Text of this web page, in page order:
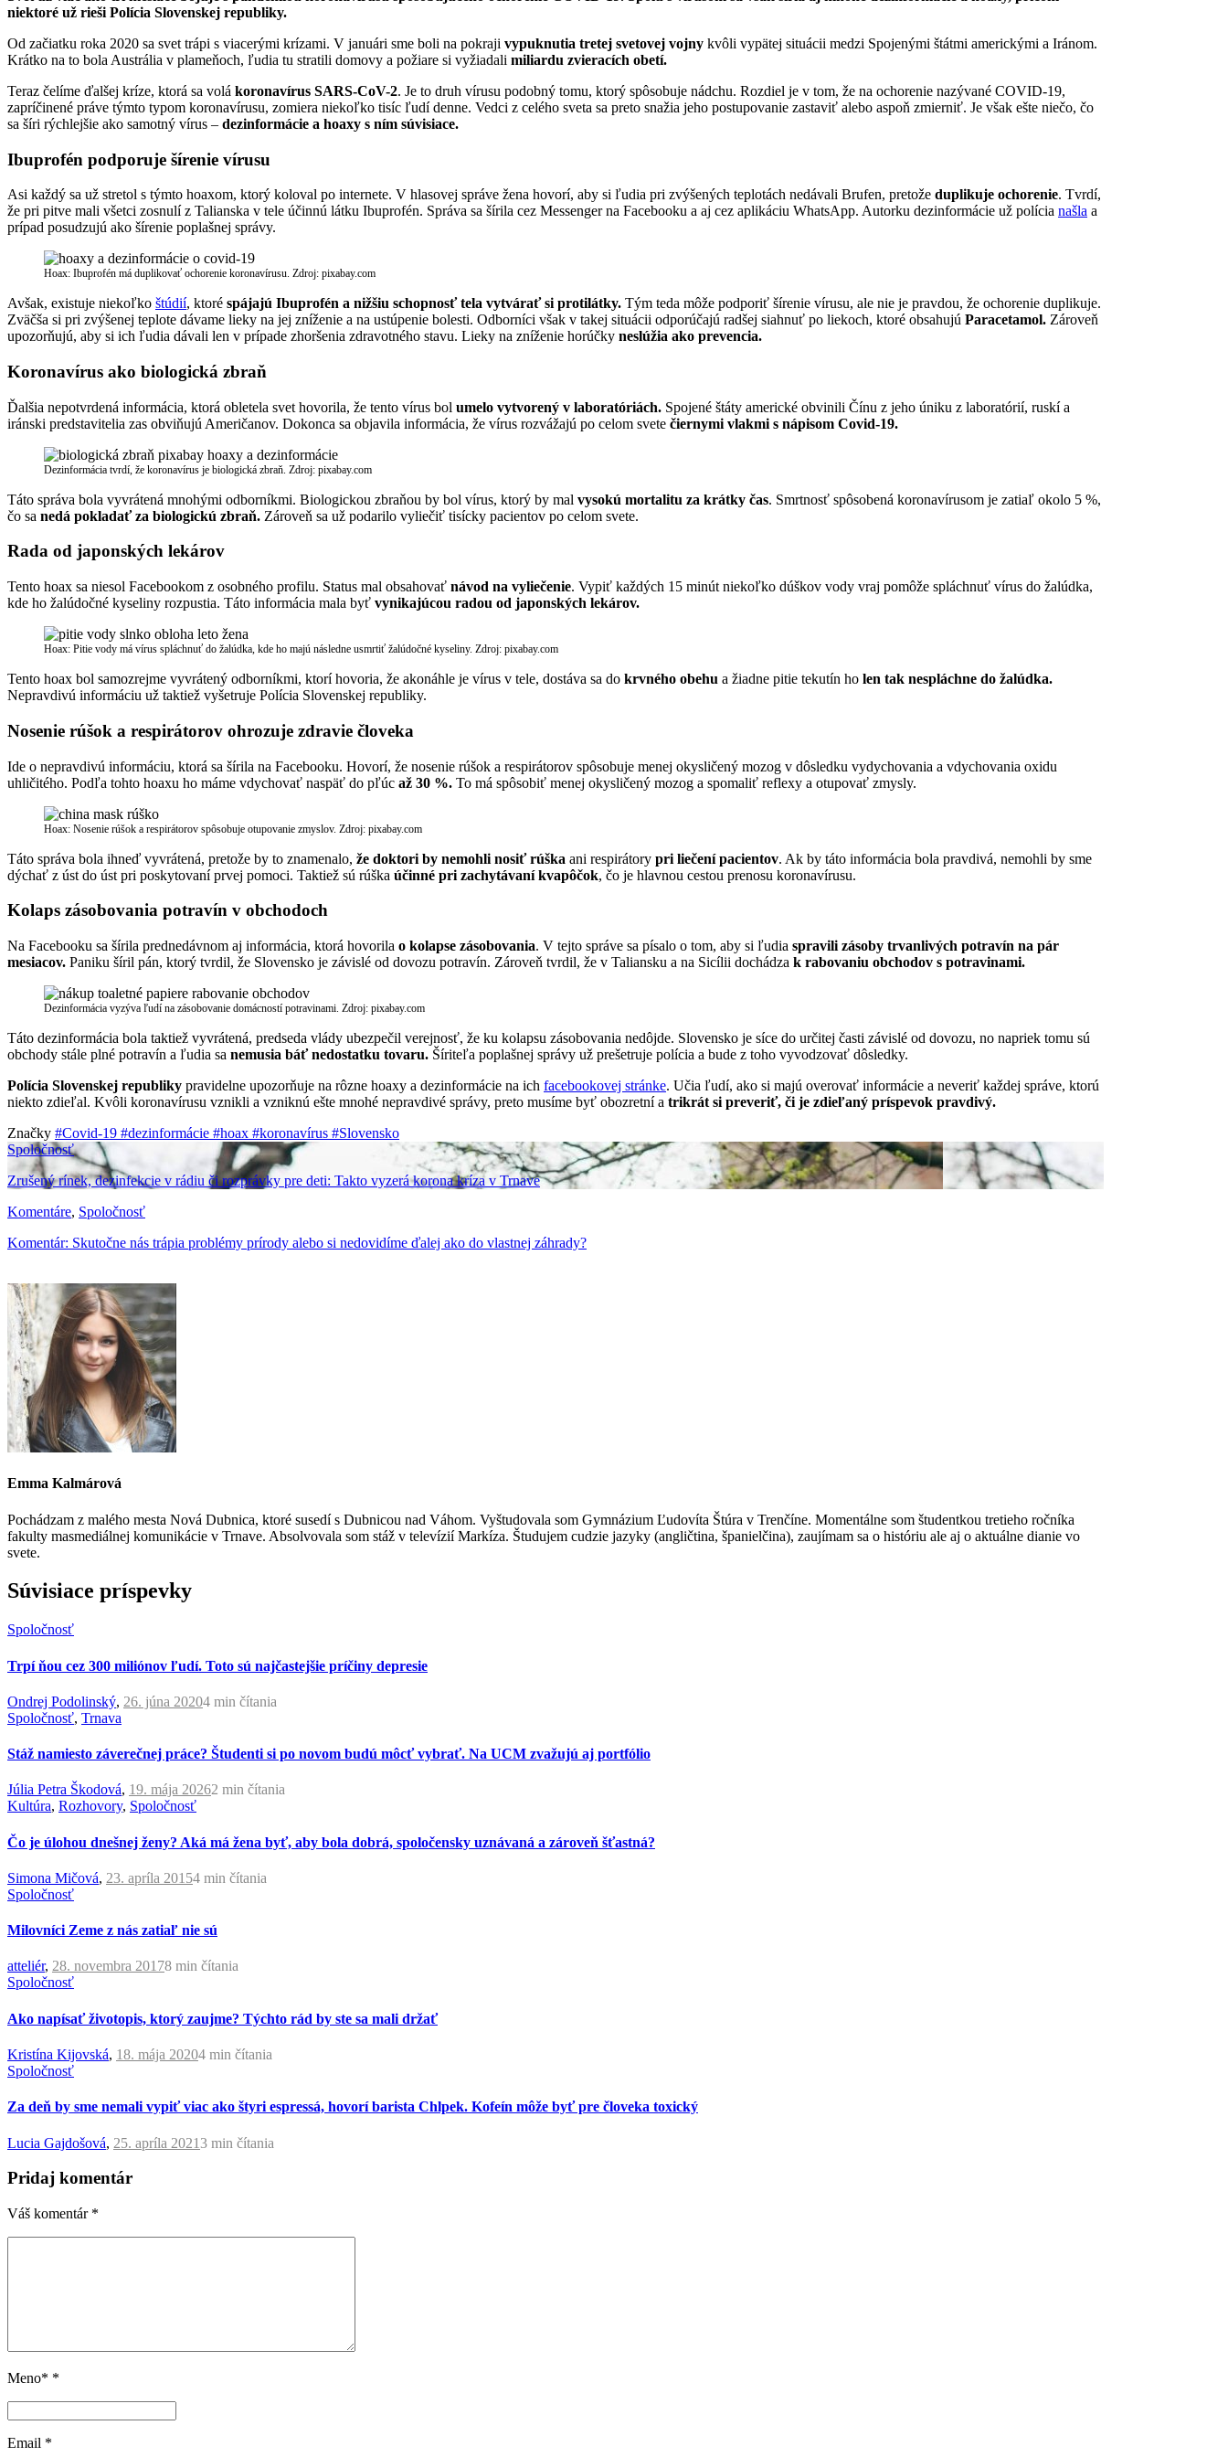
niektoré už rieši Polícia Slovenskej republiky.
Od začiatku roka 2020 sa svet trápi s viacerými krízami. V januári sme boli na pokraji vypuknutia tretej svetovej vojny kvôli vypätej situácii medzi Spojenými štátmi americkými a Iránom.
Krátko na to bola Austrália v plameňoch, ľudia tu stratili domovy a požiare si vyžiadali miliardu zvieracích obetí.
Teraz čelíme ďalšej kríze, ktorá sa volá koronavírus SARS-CoV-2. Je to druh vírusu podobný tomu, ktorý spôsobuje nádchu. Rozdiel je v tom, že na ochorenie nazývané COVID-19,
zapríčinené práve týmto typom koronavírusu, zomiera niekoľko tisíc ľudí denne. Vedci z celého sveta sa preto snažia jeho postupovanie zastaviť alebo aspoň zmierniť. Je však ešte niečo, čo
sa šíri rýchlejšie ako samotný vírus – dezinformácie a hoaxy s ním súvisiace.
Ibuprofén podporuje šírenie vírusu
Asi každý sa už stretol s týmto hoaxom, ktorý koloval po internete. V hlasovej správe žena hovorí, aby si ľudia pri zvýšených teplotách nedávali Brufen, pretože duplikuje ochorenie. Tvrdí,
že pri pitve mali všetci zosnulí z Talianska v tele účinnú látku Ibuprofén. Správa sa šírila cez Messenger na Facebooku a aj cez aplikáciu WhatsApp. Autorku dezinformácie už polícia našla a
prípad posudzujú ako šírenie poplašnej správy.
Hoax: Ibuprofén má duplikovať ochorenie koronavírusu. Zdroj: pixabay.com
Avšak, existuje niekoľko štúdií, ktoré spájajú Ibuprofén a nižšiu schopnosť tela vytvárať si protilátky. Tým teda môže podporiť šírenie vírusu, ale nie je pravdou, že ochorenie duplikuje.
Zväčša si pri zvýšenej teplote dávame lieky na jej zníženie a na ustúpenie bolesti. Odborníci však v takej situácii odporúčajú radšej siahnuť po liekoch, ktoré obsahujú Paracetamol. Zároveň
upozorňujú, aby si ich ľudia dávali len v prípade zhoršenia zdravotného stavu. Lieky na zníženie horúčky neslúžia ako prevencia.
Koronavírus ako biologická zbraň
Ďalšia nepotvrdená informácia, ktorá obletela svet hovorila, že tento vírus bol umelo vytvorený v laboratóriách. Spojené štáty americké obvinili Čínu z jeho úniku z laboratórií, ruskí a
iránski predstavitelia zas obviňujú Američanov. Dokonca sa objavila informácia, že vírus rozvážajú po celom svete čiernymi vlakmi s nápisom Covid-19.
Dezinformácia tvrdí, že koronavírus je biologická zbraň. Zdroj: pixabay.com
Táto správa bola vyvrátená mnohými odborníkmi. Biologickou zbraňou by bol vírus, ktorý by mal vysokú mortalitu za krátky čas. Smrtnosť spôsobená koronavírusom je zatiaľ okolo 5 %,
čo sa nedá pokladať za biologickú zbraň. Zároveň sa už podarilo vyliečiť tisícky pacientov po celom svete.
Rada od japonských lekárov
Tento hoax sa niesol Facebookom z osobného profilu. Status mal obsahovať návod na vyliečenie. Vypiť každých 15 minút niekoľko dúškov vody vraj pomôže spláchnuť vírus do žalúdka,
kde ho žalúdočné kyseliny rozpustia. Táto informácia mala byť vynikajúcou radou od japonských lekárov.
Hoax: Pitie vody má vírus spláchnuť do žalúdka, kde ho majú následne usmrtiť žalúdočné kyseliny. Zdroj: pixabay.com
Tento hoax bol samozrejme vyvrátený odborníkmi, ktorí hovoria, že akonáhle je vírus v tele, dostáva sa do krvného obehu a žiadne pitie tekutín ho len tak nespláchne do žalúdka.
Nepravdivú informáciu už taktiež vyšetruje Polícia Slovenskej republiky.
Nosenie rúšok a respirátorov ohrozuje zdravie človeka
Ide o nepravdivú informáciu, ktorá sa šírila na Facebooku. Hovorí, že nosenie rúšok a respirátorov spôsobuje menej okysličený mozog v dôsledku vydychovania a vdychovania oxidu
uhličitého. Podľa tohto hoaxu ho máme vdychovať naspäť do pľúc až 30 %. To má spôsobiť menej okysličený mozog a spomaliť reflexy a otupovať zmysly.
Hoax: Nosenie rúšok a respirátorov spôsobuje otupovanie zmyslov. Zdroj: pixabay.com
Táto správa bola ihneď vyvrátená, pretože by to znamenalo, že doktori by nemohli nosiť rúška ani respirátory pri liečení pacientov. Ak by táto informácia bola pravdivá, nemohli by sme
dýchať z úst do úst pri poskytovaní prvej pomoci. Taktiež sú rúška účinné pri zachytávaní kvapôčok, čo je hlavnou cestou prenosu koronavírusu.
Kolaps zásobovania potravín v obchodoch
Na Facebooku sa šírila prednedávnom aj informácia, ktorá hovorila o kolapse zásobovania. V tejto správe sa písalo o tom, aby si ľudia spravili zásoby trvanlivých potravín na pár
mesiacov. Paniku šíril pán, ktorý tvrdil, že Slovensko je závislé od dovozu potravín. Zároveň tvrdil, že v Taliansku a na Sicílii dochádza k rabovaniu obchodov s potravinami.
Dezinformácia vyzýva ľudí na zásobovanie domácností potravinami. Zdroj: pixabay.com
Táto dezinformácia bola taktiež vyvrátená, predseda vlády ubezpečil verejnosť, že ku kolapsu zásobovania nedôjde. Slovensko je síce do určitej časti závislé od dovozu, no napriek tomu sú
obchody stále plné potravín a ľudia sa nemusia báť nedostatku tovaru. Šíriteľa poplašnej správy už prešetruje polícia a bude z toho vyvodzovať dôsledky.
Polícia Slovenskej republiky pravidelne upozorňuje na rôzne hoaxy a dezinformácie na ich facebookovej stránke. Učia ľudí, ako si majú overovať informácie a neveriť každej správe, ktorú
niekto zdieľal. Kvôli koronavírusu vznikli a vzniknú ešte mnohé nepravdivé správy, preto musíme byť obozretní a trikrát si preveriť, či je zdieľaný príspevok pravdivý.
Značky #Covid-19 #dezinformácie #hoax #koronavírus #Slovensko
Spoločnosť
Zrušený rínek, dezinfekcie v rádiu či rozprávky pre deti: Takto vyzerá korona kríza v Trnave
Komentáre, Spoločnosť
Komentár: Skutočne nás trápia problémy prírody alebo si nedovidíme ďalej ako do vlastnej záhrady?
Emma Kalmárová
Pochádzam z malého mesta Nová Dubnica, ktoré susedí s Dubnicou nad Váhom. Vyštudovala som Gymnázium Ľudovíta Štúra v Trenčíne. Momentálne som študentkou tretieho ročníka
fakulty masmediálnej komunikácie v Trnave. Absolvovala som stáž v televízií Markíza. Študujem cudzie jazyky (angličtina, španielčina), zaujímam sa o históriu ale aj o aktuálne dianie vo
svete.
Súvisiace príspevky
Spoločnosť
Trpí ňou cez 300 miliónov ľudí. Toto sú najčastejšie príčiny depresie
Ondrej Podolinský, 26. júna 20204 min čítania
Spoločnosť, Trnava
Stáž namiesto záverečnej práce? Študenti si po novom budú môcť vybrať. Na UCM zvažujú aj portfólio
Júlia Petra Škodová, 19. mája 20262 min čítania
Kultúra, Rozhovory, Spoločnosť
Čo je úlohou dnešnej ženy? Aká má žena byť, aby bola dobrá, spoločensky uznávaná a zároveň šťastná?
Simona Mičová, 23. apríla 20154 min čítania
Spoločnosť
Milovníci Zeme z nás zatiaľ nie sú
atteliér, 28. novembra 20178 min čítania
Spoločnosť
Ako napísať životopis, ktorý zaujme? Týchto rád by ste sa mali držať
Kristína Kijovská, 18. mája 20204 min čítania
Spoločnosť
Za deň by sme nemali vypiť viac ako štyri espressá, hovorí barista Chlpek. Kofeín môže byť pre človeka toxický
Lucia Gajdošová, 25. apríla 20213 min čítania
Pridaj komentár
Váš komentár *
Meno* *
Email *